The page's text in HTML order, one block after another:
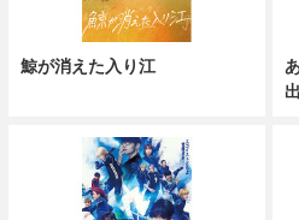
鯨が消えた入り江